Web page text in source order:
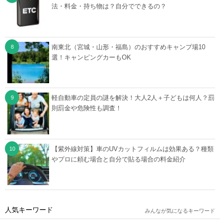
法・料金・持ち物は？自分でできるの？
南東北（宮城・山形・福島）のおすすめキャンプ場10
選！キャンピングカーもOK
軽自動車の定員の謎を解決！大人2人＋子どもは何人？罰
則罰金や危険性も調査！
【紫外線対策】車のUVカットフィルムは効果ある？種類
やプロに頼む場合と自分で貼る場合の料金紹介
人気キーワード みんなが気になるキーワード